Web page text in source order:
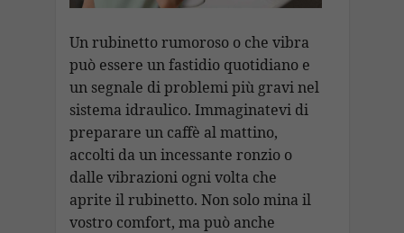
Un rubinetto rumoroso o che vibra
può essere un fastidio quotidiano e
un segnale di problemi più gravi nel
sistema idraulico. Immaginatevi di
preparare un caffè al mattino,
accolti da un incessante ronzio o
dalle vibrazioni ogni volta che
aprite il rubinetto. Non solo mina il
vostro comfort, ma può anche